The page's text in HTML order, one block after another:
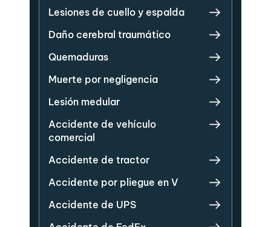
Lesiones de cuello y espalda
Daño cerebral traumático
Quemaduras
Muerte por negligencia
Lesión medular
Accidente de vehículo
comercial
Accidente de tractor
Accidente por pliegue en V
Accidente de UPS